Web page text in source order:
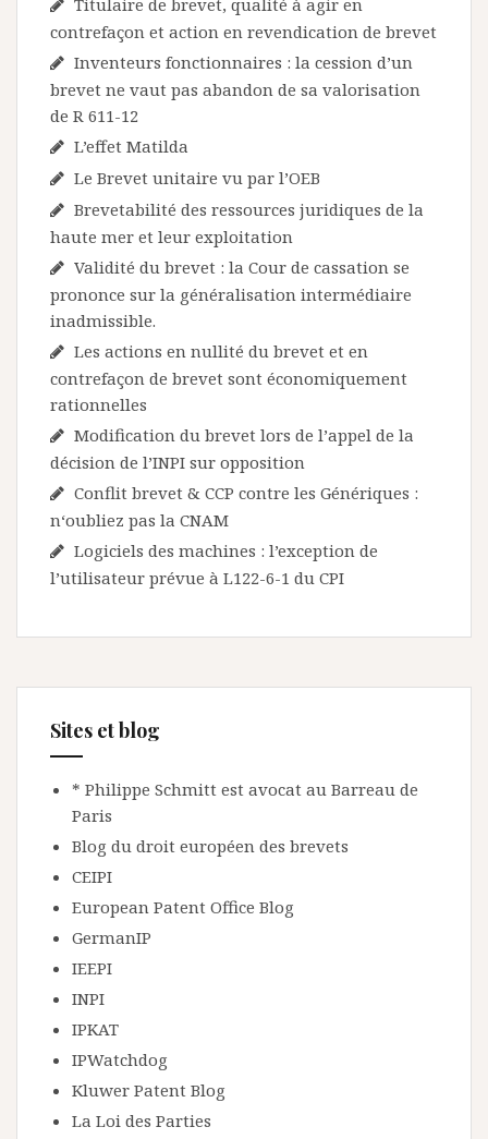
Titulaire de brevet, qualité à agir en
contrefaçon et action en revendication de brevet
Inventeurs fonctionnaires : la cession d’un
brevet ne vaut pas abandon de sa valorisation
de R 611-12
L’effet Matilda
Le Brevet unitaire vu par l’OEB
Brevetabilité des ressources juridiques de la
haute mer et leur exploitation
Validité du brevet : la Cour de cassation se
prononce sur la généralisation intermédiaire
inadmissible.
Les actions en nullité du brevet et en
contrefaçon de brevet sont économiquement
rationnelles
Modification du brevet lors de l’appel de la
décision de l’INPI sur opposition
Conflit brevet & CCP contre les Génériques :
n‘oubliez pas la CNAM
Logiciels des machines : l’exception de
l’utilisateur prévue à L122-6-1 du CPI
Sites et blog
* Philippe Schmitt est avocat au Barreau de
Paris
Blog du droit européen des brevets
CEIPI
European Patent Office Blog
GermanIP
IEEPI
INPI
IPKAT
IPWatchdog
Kluwer Patent Blog
La Loi des Parties